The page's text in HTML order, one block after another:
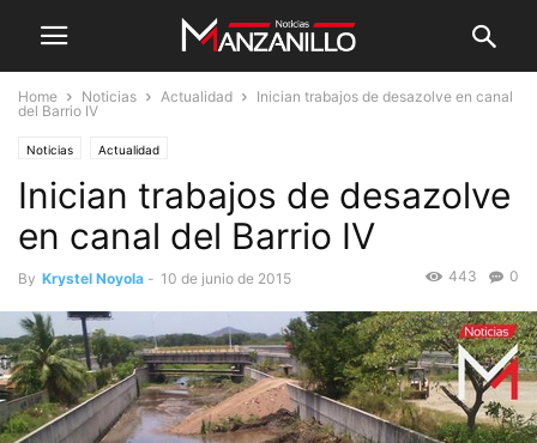
Home Noticias Actualidad
Inician trabajos de desazolve en canal
del Barrio IV
Noticias Actualidad
Inician trabajos de desazolve
en canal del Barrio IV
By Krystel Noyola - 10 de junio de 2015 0
443